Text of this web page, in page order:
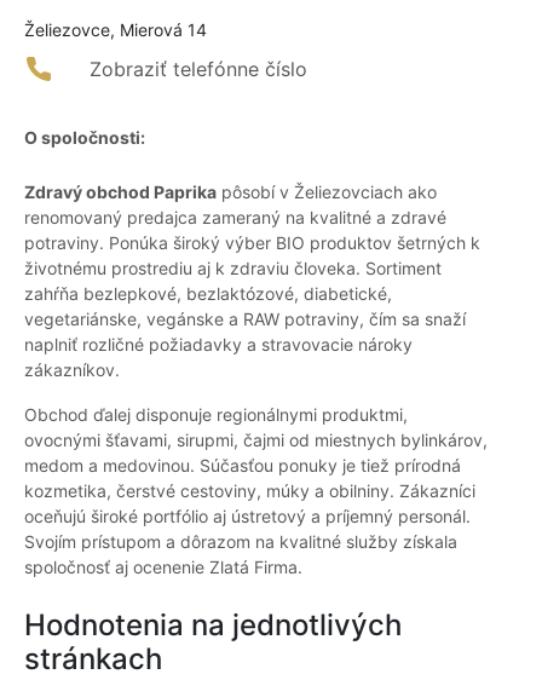
Želiezovce, Mierová 14
Zobraziť telefónne číslo
O spoločnosti:
Zdravý obchod Paprika pôsobí v Želiezovciach ako
renomovaný predajca zameraný na kvalitné a zdravé
potraviny. Ponúka široký výber BIO produktov šetrných k
životnému prostrediu aj k zdraviu človeka. Sortiment
zahŕňa bezlepkové, bezlaktózové, diabetické,
vegetariánske, vegánske a RAW potraviny, čím sa snaží
naplniť rozličné požiadavky a stravovacie nároky
zákazníkov.
Obchod ďalej disponuje regionálnymi produktmi,
ovocnými šťavami, sirupmi, čajmi od miestnych bylinkárov,
medom a medovinou. Súčasťou ponuky je tiež prírodná
kozmetika, čerstvé cestoviny, múky a obilniny. Zákazníci
oceňujú široké portfólio aj ústretový a príjemný personál.
Svojím prístupom a dôrazom na kvalitné služby získala
spoločnosť aj ocenenie Zlatá Firma.
Hodnotenia na jednotlivých
stránkach